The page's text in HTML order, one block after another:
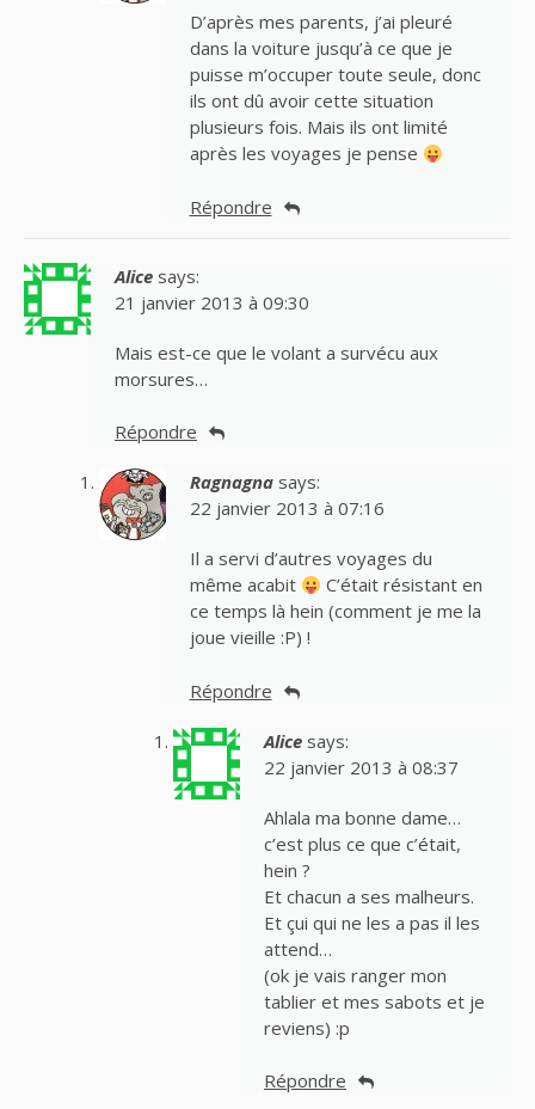
D’après mes parents, j’ai pleuré
dans la voiture jusqu’à ce que je
puisse m’occuper toute seule, donc
ils ont dû avoir cette situation
plusieurs fois. Mais ils ont limité
après les voyages je pense
Répondre
Alice says:
21 janvier 2013 à 09:30
Mais est-ce que le volant a survécu aux
morsures…
Répondre
Ragnagna says:
22 janvier 2013 à 07:16
Il a servi d’autres voyages du
même acabit
C’était résistant en
ce temps là hein (comment je me la
joue vieille :P) !
Répondre
Alice says:
22 janvier 2013 à 08:37
Ahlala ma bonne dame…
c’est plus ce que c’était,
hein ?
Et chacun a ses malheurs.
Et çui qui ne les a pas il les
attend…
(ok je vais ranger mon
tablier et mes sabots et je
reviens) :p
Répondre